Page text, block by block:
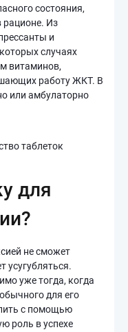
состояния,
рационе. Из
и
случаях
витаминов,
работу ЖКТ. В
или амбулаторно
для
не сможет
усугубляться.
уже тогда, когда
для его
с помощью
роль в успехе